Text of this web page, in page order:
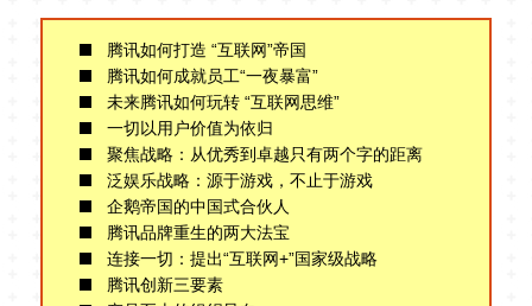
腾讯如何打造 “互联网”帝国
腾讯如何成就员工“一夜暴富”
未来腾讯如何玩转 “互联网思维”
一切以用户价值为依归
聚焦战略：从优秀到卓越只有两个字的距离
泛娱乐战略：源于游戏，不止于游戏
企鹅帝国的中国式合伙人
腾讯品牌重生的两大法宝
连接一切：提出“互联网+”国家级战略
腾讯创新三要素